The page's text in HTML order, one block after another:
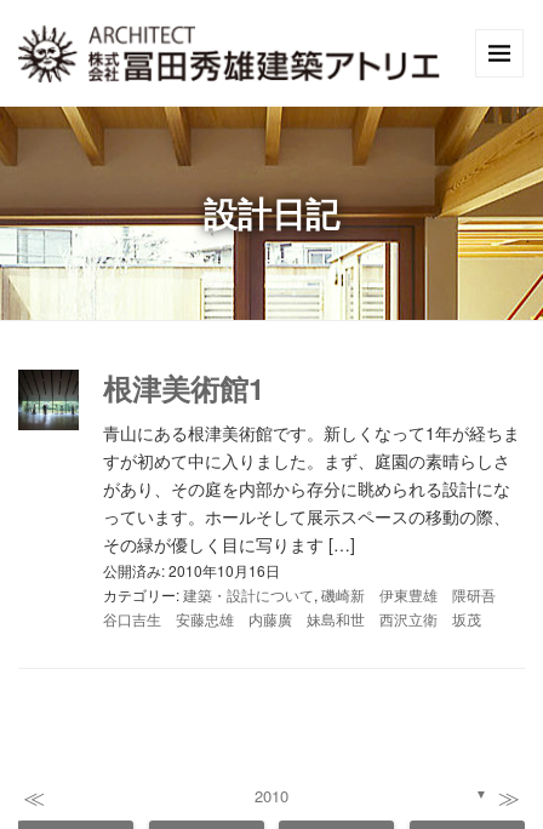
設計日記
根津美術館1
青山にある根津美術館です。新しくなって1年が経ちま
すが初めて中に入りました。まず、庭園の素晴らしさ
があり、その庭を内部から存分に眺められる設計にな
っています。ホールそして展示スペースの移動の際、
その緑が優しく目に写ります […]
公開済み: 2010年10月16日
カテゴリー:建築・設計について, 磯崎新 伊東豊雄 隈研吾
谷口吉生 安藤忠雄 内藤廣 妹島和世 西沢立衛 坂茂
≪ 2010 ▼ ≫